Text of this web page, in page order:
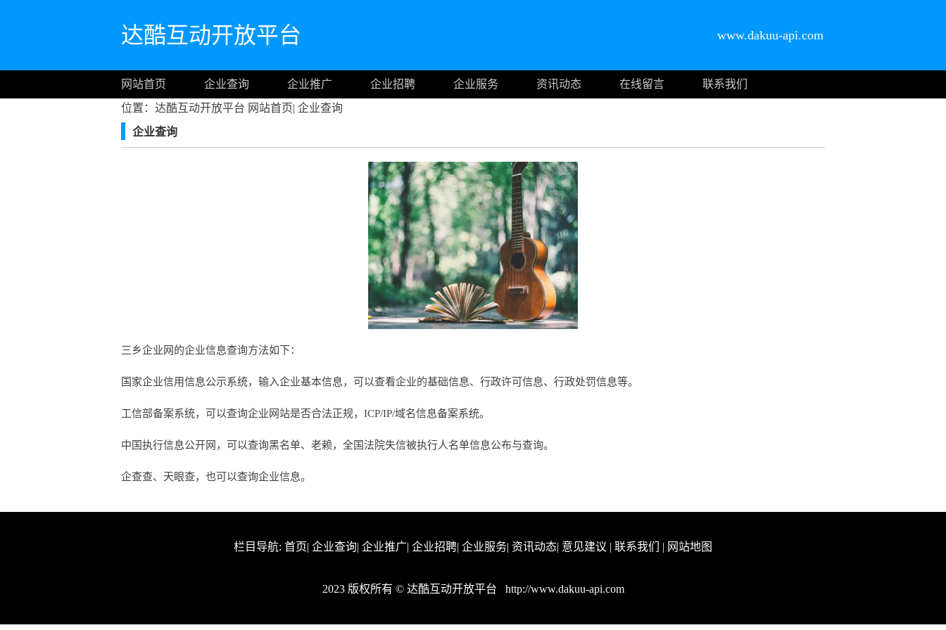
达酷互动开放平台 www.dakuu-api.com
网站首页 企业查询 企业推广 企业招聘 企业服务 资讯动态 在线留言
联系我们
位置：达酷互动开放平台 网站首页| 企业查询
企业查询
三乡企业网的企业信息查询方法如下：
国家企业信用信息公示系统，输入企业基本信息，可以查看企业的基础信息、行政许可信息、行政处罚信息等。
工信部备案系统，可以查询企业网站是否合法正规，ICP/IP/域名信息备案系统。
中国执行信息公开网，可以查询黑名单、老赖，全国法院失信被执行人名单信息公布与查询。
企查查、天眼查，也可以查询企业信息。
栏目导航: 首页| 企业查询| 企业推广| 企业招聘| 企业服务| 资讯动态| 意见建议 | 联系我们 | 网站地图
2023 版权所有 © 达酷互动开放平台 http://www.dakuu-api.com